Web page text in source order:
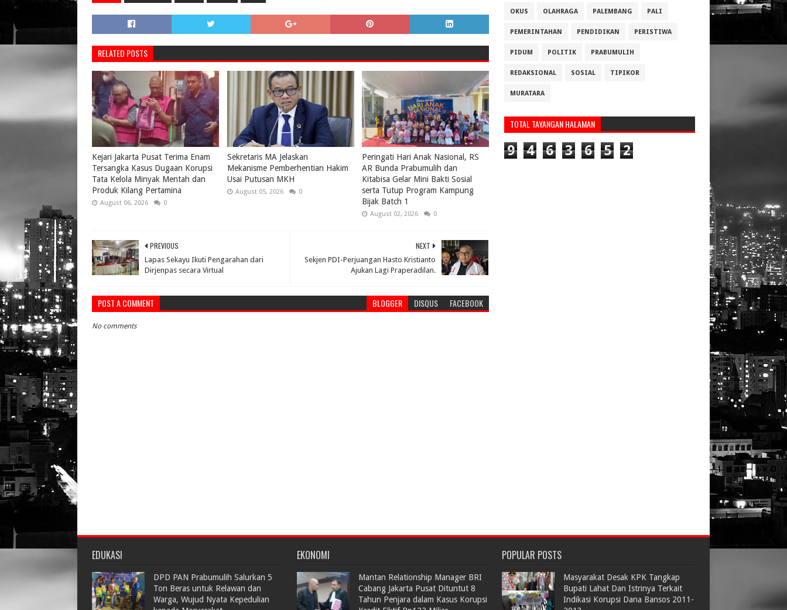
RELATED POSTS
Kejari Jakarta Pusat Terima Enam
Tersangka Kasus Dugaan Korupsi
Tata Kelola Minyak Mentah dan
Produk Kilang Pertamina
August 06, 2026 0
Sekretaris MA Jelaskan
Mekanisme Pemberhentian Hakim
Usai Putusan MKH
August 05, 2026 0
Peringati Hari Anak Nasional, RS
AR Bunda Prabumulih dan
Kitabisa Gelar Mini Bakti Sosial
serta Tutup Program Kampung
Bijak Batch 1
August 02, 2026 0
NEXT
Sekjen PDI-Perjuangan Hasto Kristianto
Ajukan Lagi Praperadilan.
PREVIOUS
Lapas Sekayu Ikuti Pengarahan dari
Dirjenpas secara Virtual
POST A COMMENT BLOGGER DISQUS FACEBOOK
No comments
OKUS OLAHRAGA PALEMBANG PALI
PEMERINTAHAN PENDIDIKAN PERISTIWA
PIDUM POLITIK PRABUMULIH
REDAKSIONAL SOSIAL TIPIKOR
MURATARA
TOTAL TAYANGAN HALAMAN
9 4 6 3 6 5 2
EDUKASI
DPD PAN Prabumulih Salurkan 5
Ton Beras untuk Relawan dan
Warga, Wujud Nyata Kepedulian
EKONOMI
Mantan Relationship Manager BRI
Cabang Jakarta Pusat Dituntut 8
Tahun Penjara dalam Kasus Korupsi
POPULAR POSTS
Masyarakat Desak KPK Tangkap
Bupati Lahat Dan Istrinya Terkait
Indikasi Korupsi Dana Bansos 2011-